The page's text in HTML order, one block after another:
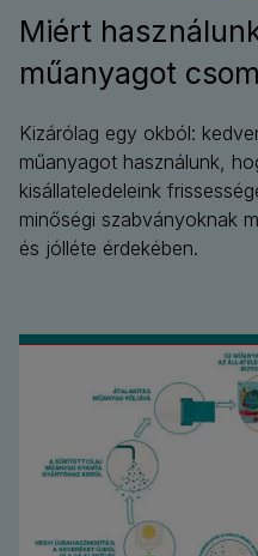
Miért
műanyagot
Kizárólag egy okból:
műanyagot használunk,
kisállateledeleink
minőségi szabványoknak
és jólléte érdekében.